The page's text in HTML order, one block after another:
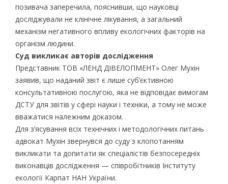
позивача заперечила, пояснивши, що науковці
досліджували не клінічне лікування, а загальний
механізм негативного впливу екологічних факторів на
організм людини.
Суд викликає авторів дослідження
Представник ТОВ «ЛЕНД ДІВЕЛОПМЕНТ» Олег Мухін
заявив, що наданий звіт є лише суб’єктивною
консультативною послугою, яка не відповідає вимогам
ДСТУ для звітів у сфері науки і техніки, а тому не може
вважатися належним доказом.
Для з’ясування всіх технічних і методологічних питань
адвокат Мухін звернувся до суду з клопотанням
викликати та допитати як спеціалістів безпосередніх
виконавців дослідження — співробітників Інституту
екології Карпат НАН України.